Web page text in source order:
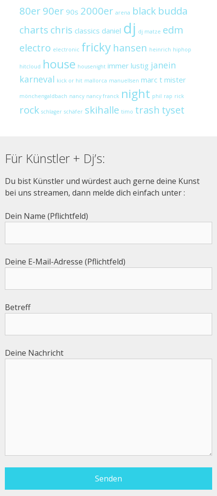
80er90er 90s 2000er arena black budda
charts chris classics daniel dj dj matze edm
electro electronic fricky hansen heinrich hiphop
hitcloud house housenight immer lustig janein
karneval kick or hit mallorca manuellsen marc t mister
mönchengaldbach nancy nancy franck night phil rap rick
rock schlager schäfer skihalle timo trash tyset
Für Künstler + Dj’s:
Du bist Künstler und würdest auch gerne deine Kunst
bei uns streamen, dann melde dich einfach unter :
Dein Name (Pflichtfeld)
Deine E-Mail-Adresse (Pflichtfeld)
Betreff
Deine Nachricht